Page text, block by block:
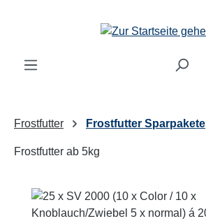
Frostfutter Frostfutter Sparpakete
Frostfutter ab 5kg
Bildergalerie überspringen